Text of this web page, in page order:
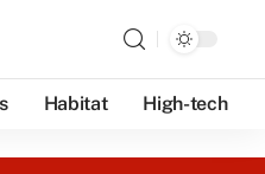
Habitat High-tech